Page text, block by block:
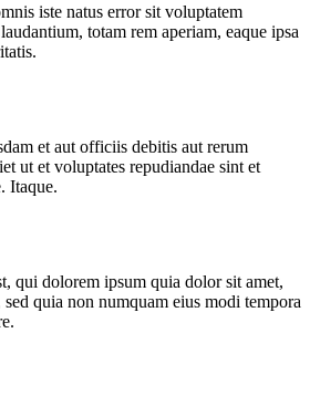
iste natus error sit voluptatem
totam rem aperiam, eaque ipsa
et aut officiis debitis aut rerum
ut et voluptates repudiandae sint et
Itaque.
qui dolorem ipsum quia dolor sit amet,
quia non numquam eius modi tempora